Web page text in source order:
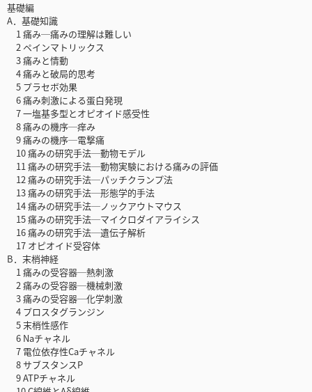
基礎編
A．基礎知識
1 痛み─痛みの理解は難しい
2 ペインマトリックス
3 痛みと情動
4 痛みと破局的思考
5 プラセボ効果
6 痛み刺激による蛋白発現
7 一塩基多型とオピオイド感受性
8 痛みの機序─痒み
9 痛みの機序─電撃痛
10 痛みの研究手法─動物モデル
11 痛みの研究手法─動物実験における痛みの評価
12 痛みの研究手法─パッチクランプ法
13 痛みの研究手法─形態学的手法
14 痛みの研究手法─ノックアウトマウス
15 痛みの研究手法─マイクロダイアライシス
16 痛みの研究手法─遺伝子解析
17 オピオイド受容体
B．末梢神経
1 痛みの受容器─熱刺激
2 痛みの受容器─機械刺激
3 痛みの受容器─化学刺激
4 プロスタグランジン
5 末梢性感作
6 Naチャネル
7 電位依存性Caチャネル
8 サブスタンスP
9 ATPチャネル